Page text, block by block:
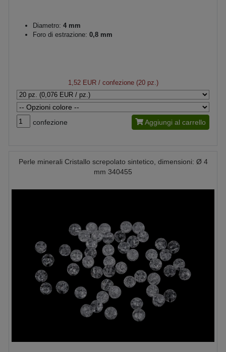
Diametro: 4 mm
Foro di estrazione: 0,8 mm
1,52 EUR/ confezione (20 pz.)
confezione Aggiungi al carrello
Perle minerali Cristallo screpolato sintetico, dimensioni: Ø 4
mm 340455